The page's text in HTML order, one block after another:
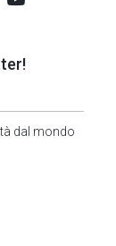
dal mondo